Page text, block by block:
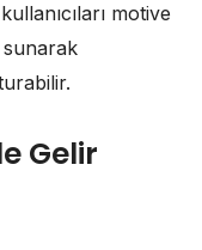
motive
Gelir